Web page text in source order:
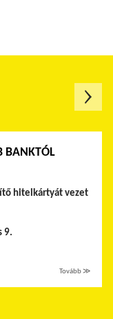
BANKTÓL
hitelkártyát vezet
9.
Tovább ≫